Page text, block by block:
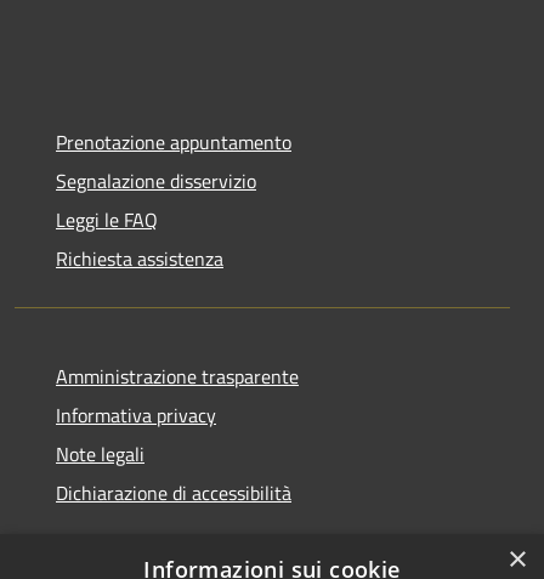
Prenotazione appuntamento
Segnalazione disservizio
Leggi le FAQ
Richiesta assistenza
Amministrazione trasparente
Informativa privacy
Note legali
Dichiarazione di accessibilità
×
Informazioni sui cookie